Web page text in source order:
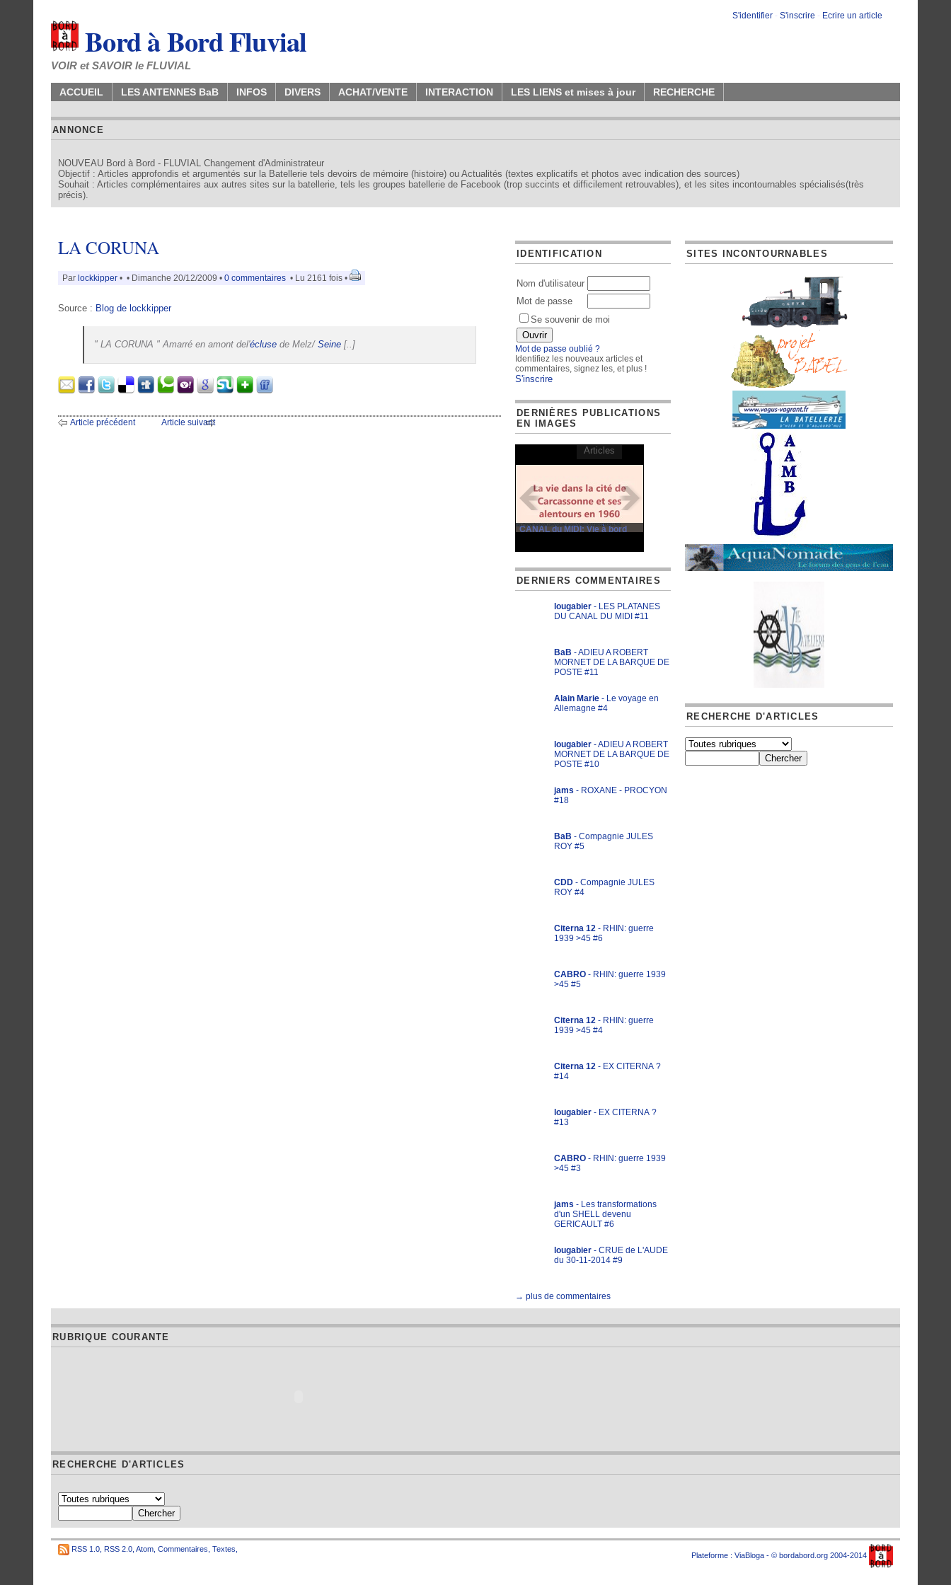
S'identifier - S'inscrire - Ecrire un article
Bord à Bord Fluvial
VOIR et SAVOIR le FLUVIAL
ACCUEIL LES ANTENNES BaB INFOS DIVERS ACHAT/VENTE INTERACTION LES LIENS et mises à jour RECHERCHE
ANNONCE
NOUVEAU Bord à Bord - FLUVIAL Changement d'Administrateur
Objectif : Articles approfondis et argumentés sur la Batellerie tels devoirs de mémoire (histoire) ou Actualités (textes explicatifs et photos avec indication des sources)
Souhait : Articles complémentaires aux autres sites sur la batellerie, tels les groupes batellerie de Facebook (trop succints et difficilement retrouvables), et les sites incontournables spécialisés(très
précis).
LA CORUNA
Par lockkipper • • Dimanche 20/12/2009 • 0 commentaires • Lu 2161 fois •
Source : Blog de lockkipper
" LA CORUNA " Amarré en amont del'écluse de Melz/ Seine [..]
Article précédent Article suivant
IDENTIFICATION
Nom d'utilisateur
Mot de passe
Se souvenir de moi
Mot de passe oublié ?
Identifiez les nouveaux articles et
commentaires, signez les, et plus !
S'inscrire
DERNIÈRES PUBLICATIONS
EN IMAGES
CANAL du MIDI: Vie à bord
Articles
DERNIERS COMMENTAIRES
lougabier - LES PLATANES
DU CANAL DU MIDI #11
BaB - ADIEU A ROBERT
MORNET DE LA BARQUE DE
POSTE #11
Alain Marie - Le voyage en
Allemagne #4
lougabier - ADIEU A ROBERT
MORNET DE LA BARQUE DE
POSTE #10
jams - ROXANE - PROCYON
#18
BaB - Compagnie JULES
ROY #5
CDD - Compagnie JULES
ROY #4
Citerna 12 - RHIN: guerre
1939 >45 #6
CABRO - RHIN: guerre 1939
>45 #5
Citerna 12 - RHIN: guerre
1939 >45 #4
Citerna 12 - EX CITERNA ?
#14
lougabier - EX CITERNA ?
#13
CABRO - RHIN: guerre 1939
>45 #3
jams - Les transformations
d'un SHELL devenu
GERICAULT #6
lougabier - CRUE de L'AUDE
du 30-11-2014 #9
→ plus de commentaires
SITES INCONTOURNABLES
RECHERCHE D'ARTICLES
RUBRIQUE COURANTE
RECHERCHE D'ARTICLES
RSS 1.0 RSS 2.0 Atom Commentaires Textes
Plateforme : ViaBloga - © bordabord.org 2004-2014